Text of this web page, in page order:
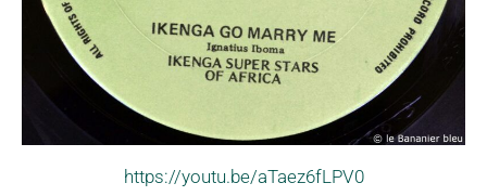
https://youtu.be/aTaez6fLPV0